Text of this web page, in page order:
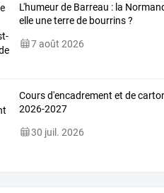
L'humeur de Barreau : la
elle une terre de bourrins ?
7 août 2026
Cours d'encadrement et de
2026-2027
30 juil. 2026